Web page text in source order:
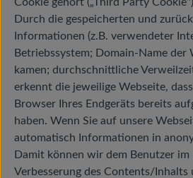
Durch die gespeicherten und
Informationen (z.B. verwendeter
Betriebssystem; Domain-Name der
kamen; durchschnittliche
erkennt die jeweilige Webseite,
Browser Ihres Endgeräts bereits
haben. Wenn Sie auf unsere
automatisch Informationen in
Damit können wir dem Benutzer
Verbesserung des Contents/Inhalts